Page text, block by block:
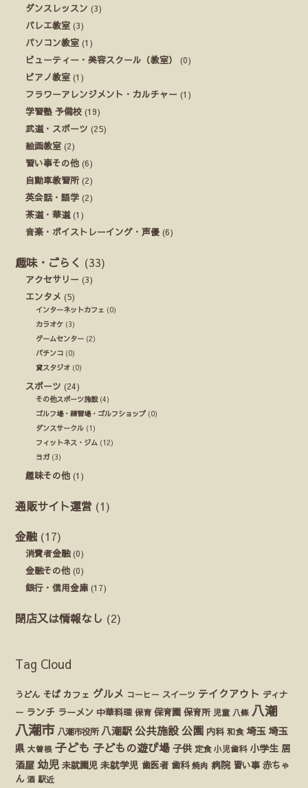
ダンスレッスン (3)
バレエ教室 (3)
パソコン教室 (1)
ビューティー・美容スクール（教室）
(0)
ピアノ教室 (1)
フラワーアレンジメント・カルチャー (1)
学習塾 予備校 (19)
武道・スポーツ (25)
絵画教室 (2)
習い事その他 (6)
自動車教習所(2)
英会話・語学 (2)
茶道・華道(1)
音楽・ボイストレーイング・声優 (6)
趣味・ごらく (33)
アクセサリー (3)
エンタメ (5)
インターネットカフェ (0)
カラオケ (3)
ゲームセンター (2)
パチンコ (0)
貸スタジオ (0)
スポーツ (24)
その他スポーツ施設(4)
ゴルフ場・練習場・ゴルフショップ(0)
ダンスサークル (1)
フィットネス・ジム (12)
ヨガ (3)
趣味その他 (1)
通販サイト運営 (1)
金融 (17)
消費者金融(0)
金融その他 (0)
銀行・信用金庫 (17)
閉店又は情報なし (2)
Tag Cloud
うどん そば カフェ グルメ コーヒー スイーツ テイクアウト ディナ
ー ランチ ラーメン 中華料理 保育 保育園 保育所 児童 八條 八潮
八潮市 八潮市役所 八潮駅 公共施設 公園 内科 和食 埼玉 埼玉
県 大曽根 子ども 子どもの遊び場 子供 定食 小児歯科 小学生 居
酒屋 幼児 未就園児 未就学児 歯医者 歯科 焼肉 病院 習い事 赤ちゃ
ん 酒 駅近